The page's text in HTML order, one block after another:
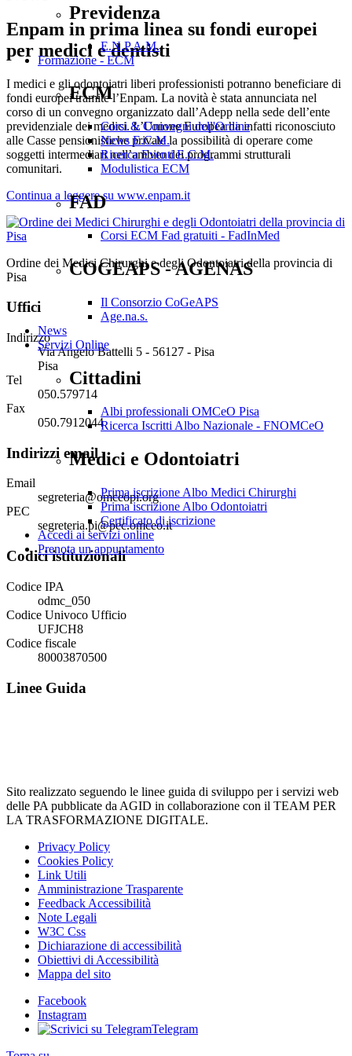
Previdenza
E.N.P.A.M.
Formazione - ECM
ECM
Corsi & Convegni dell'Ordine
News E.C.M.
Ricerca Eventi E.C.M.
Modulistica ECM
FAD
Corsi ECM Fad gratuiti - FadInMed
COGEAPS - AGENAS
Il Consorzio CoGeAPS
Age.na.s.
News
Servizi Online
Cittadini
Albi professionali OMCeO Pisa
Ricerca Iscritti Albo Nazionale - FNOMCeO
Medici e Odontoiatri
Prima iscrizione Albo Medici Chirurghi
Prima iscrizione Albo Odontoiatri
Certificato di iscrizione
Accedi ai servizi online
Prenota un appuntamento
Enpam in prima linea su fondi europei
per medici e dentisti
I medici e gli odontoiatri liberi professionisti potranno beneficiare di
fondi europei tramite l’Enpam. La novità è stata annunciata nel
corso di un convegno organizzato dall’Adepp nella sede dell’ente
previdenziale dei medici. L’Unione Europea ha infatti riconosciuto
alle Casse pensionistiche private la possibilità di operare come
soggetti intermediari nell’ambito dei programmi strutturali
comunitari.
Continua a leggere su www.enpam.it
Ordine dei Medici Chirurghi e degli Odontoiatri della provincia di
Pisa
Uffici
Indirizzo
Via Angelo Battelli 5 - 56127 - Pisa
Pisa
Tel
050.579714
Fax
050.7912044
Indirizzi email
Email
segreteria@omceopi.org
PEC
segreteria.pi@pec.omceo.it
Codici istituzionali
Codice IPA
odmc_050
Codice Univoco Ufficio
UFJCH8
Codice fiscale
80003870500
Linee Guida
Sito realizzato seguendo le linee guida di sviluppo per i servizi web
delle PA pubblicate da AGID in collaborazione con il TEAM PER
LA TRASFORMAZIONE DIGITALE.
Privacy Policy
Cookies Policy
Link Utili
Amministrazione Trasparente
Feedback Accessibilità
Note Legali
W3C Css
Dichiarazione di accessibilità
Obiettivi di Accessibilità
Mappa del sito
Facebook
Instagram
Telegram